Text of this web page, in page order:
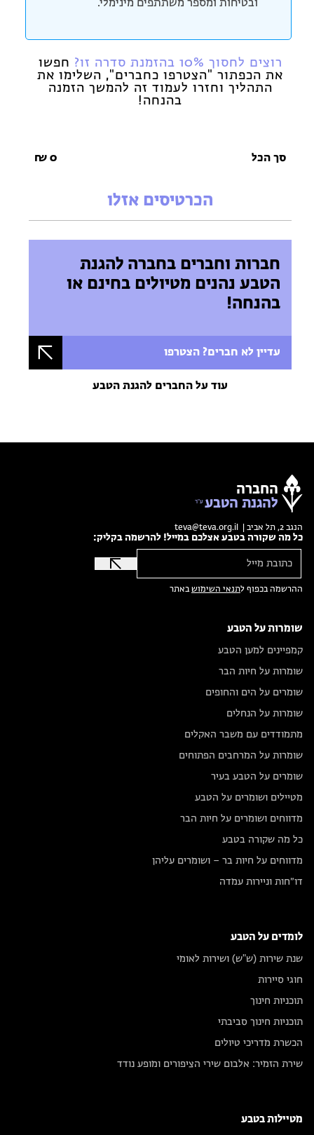
ובטיחות ומספר משתתפים מינימלי.
רוצים לחסוך 10% בהזמנת סדרה זו?
חפשו
את הכפתור "הצטרפו כחברים", השלימו את
התהליך וחזרו לעמוד זה להמשך הזמנה
בהנחה!
סך הכל 0
₪
הכרטיסים אזלו
חברות וחברים בחברה להגנת
הטבע נהנים מטיולים בחינם או
בהנחה!
עדיין לא חברים? הצטרפו
עוד על החברים להגנת הטבע
החברה
להגנת הטבע
הנגב 2, תל אביב | teva@teva.org.il
כל מה שקורה בטבע אצלכם במייל! להרשמה בקליק:
ההרשמה בכפוף לתנאי השימושבאתר
שומרות על הטבע
קמפיינים למען הטבע
שומרות על חיות הבר
שומרים על הים והחופים
שומרות על הנחלים
מתמודדים עם משבר האקלים
שומרות על המרחבים הפתוחים
שומרים על הטבע בעיר
מטיילים ושומרים על הטבע
מדווחים ושומרים על חיות הבר
כל מה שקורה בטבע
מדווחים על חיות בר – ושומרים עליהן
דו״חות וניירות עמדה
לומדים על הטבע
שנת שירות (ש"ש) ושירות לאומי
חוגי סיירות
תוכניות חינוך
תוכניות חינוך סביבתי
הכשרת מדריכי טיולים
שירת הזמיר: אלבום שירי הציפורים ומופע נודד
מטיילות בטבע